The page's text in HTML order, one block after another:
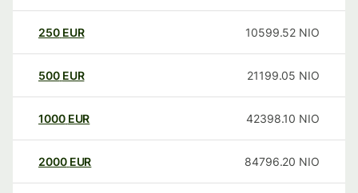
250 EUR 10599.52 NIO
500 EUR 21199.05 NIO
1000 EUR 42398.10 NIO
2000 EUR 84796.20 NIO